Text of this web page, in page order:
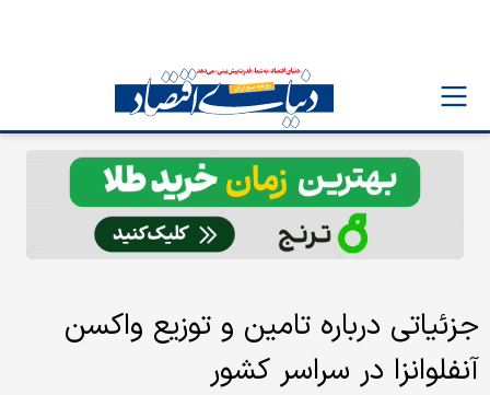
جزئیاتی درباره تامین و توزیع واکسن
آنفلوانزا در سراسر کشور